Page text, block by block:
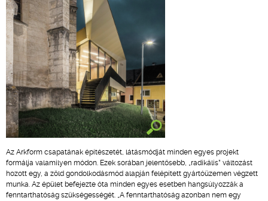
Az Arkform csapatának építészetét, látásmódját minden egyes projekt
formálja valamilyen módon. Ezek sorában jelentősebb, „radikális” változást
hozott egy, a zöld gondolkodásmód alapján felépített gyártóüzemen végzett
munka. Az épület befejezte óta minden egyes esetben hangsúlyozzák a
fenntarthatóság szükségességét. „A fenntarthatóság azonban nem egy